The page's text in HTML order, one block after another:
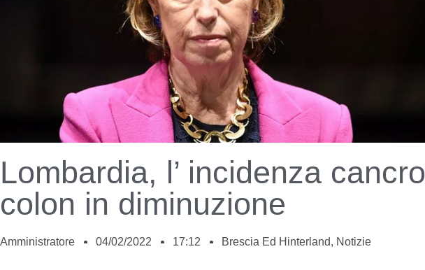
Lombardia, l’ incidenza cancro
colon in diminuzione
Amministratore 04/02/2022 17:12 Brescia Ed Hinterland, Notizie